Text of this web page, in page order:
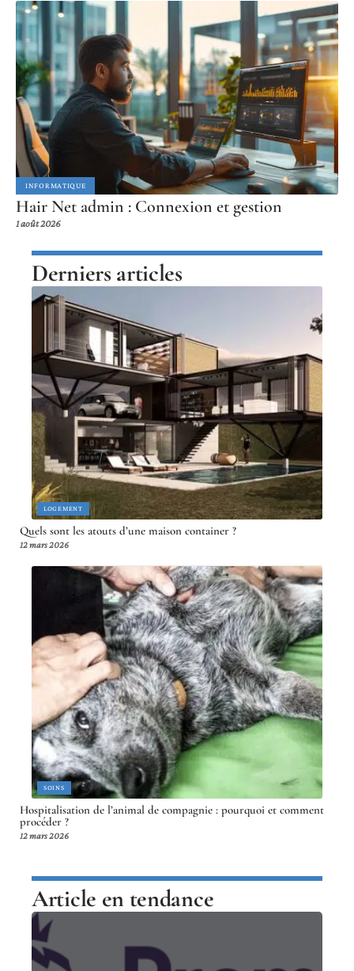
INFORMATIQUE
Hair Net admin : Connexion et gestion
1 août 2026
Derniers articles
LOGEMENT
Quels sont les atouts d’une maison container ?
12 mars 2026
SOINS
Hospitalisation de l’animal de compagnie : pourquoi et comment
procéder ?
12 mars 2026
Article en tendance